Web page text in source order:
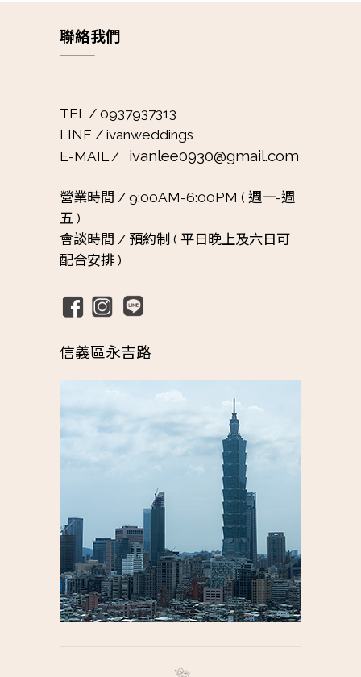
聯絡我們
TEL / 0937937313
LINE / ivanweddings
E-MAIL / ivanlee0930@gmail.com
營業時間 / 9:00AM-6:00PM ( 週一-週
五 )
會談時間 / 預約制 ( 平日晚上及六日可
配合安排 )
信義區永吉路